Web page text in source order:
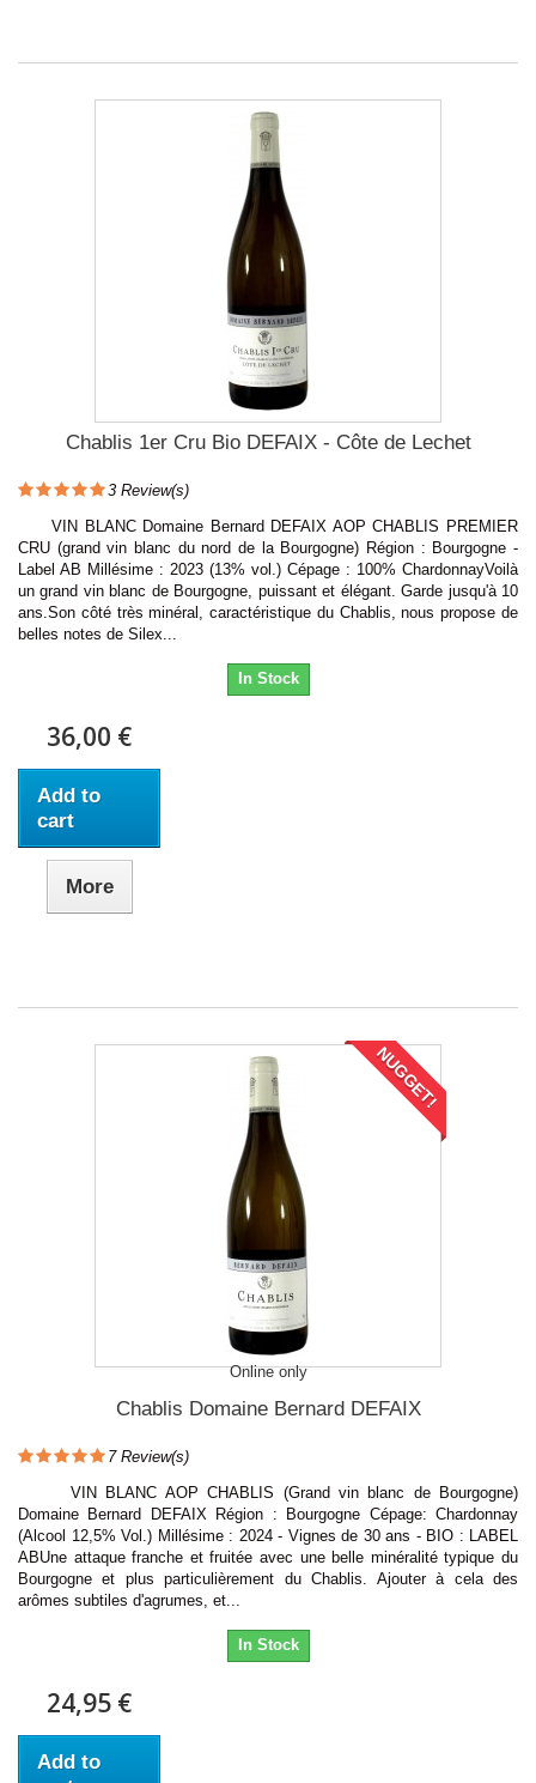
Chablis 1er Cru Bio DEFAIX - Côte de Lechet
3 Review(s)
VIN BLANC Domaine Bernard DEFAIX AOP CHABLIS PREMIER
CRU (grand vin blanc du nord de la Bourgogne) Région : Bourgogne -
Label AB Millésime : 2023 (13% vol.) Cépage : 100% ChardonnayVoilà
un grand vin blanc de Bourgogne, puissant et élégant. Garde jusqu'à 10
ans.Son côté très minéral, caractéristique du Chablis, nous propose de
belles notes de Silex...
In Stock
36,00 €
Add to
cart
More
NUGGET!
Online only
Chablis Domaine Bernard DEFAIX
7Review(s)
VIN BLANC AOP CHABLIS (Grand vin blanc de Bourgogne)
Domaine Bernard DEFAIX Région : Bourgogne Cépage: Chardonnay
(Alcool 12,5% Vol.) Millésime : 2024 - Vignes de 30 ans - BIO : LABEL
ABUne attaque franche et fruitée avec une belle minéralité typique du
Bourgogne et plus particulièrement du Chablis. Ajouter à cela des
arômes subtiles d'agrumes, et...
In Stock
24,95 €
Add to